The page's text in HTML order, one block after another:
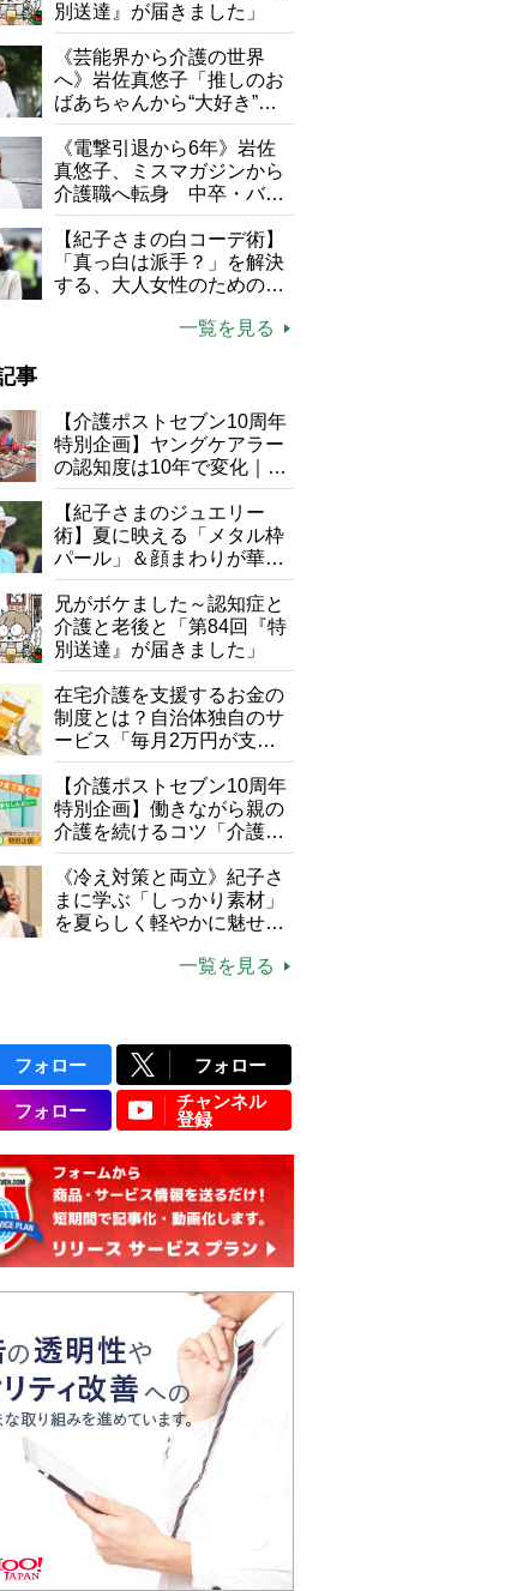
研究会（ドリ研）の有志が用意してくれたバースデーケーキ。「
現されている（高木ブー公式インスタグラム：Boo Takagi
別送達』が届きました」
《芸能界から介護の世界
へ》岩佐真悠子「推しのお
ばあちゃんから“大好き”を
もらえる」理不尽さも吹き
飛ぶ“やりがい”、介護の現
場は「愛おしい」
《電撃引退から6年》岩佐
真悠子、ミスマガジンから
介護職へ転身 中卒・バイ
ト経験ゼロの彼女が見つけ
た“居場所”「社会の役に立
ちながら自分らしくいられ
る」
【紀子さまの白コーデ術】
「真っ白は派手？」を解決
する、大人女性のための上
一覧を見る
事
【介護ポストセブン10周年
特別企画】ヤングケアラー
の認知度は10年で変化｜流
行語大賞にノミネート、法
律にも明記されたが果たし
て現在は？
【紀子さまのジュエリー
術】夏に映える「メタル枠
パール」＆顔まわりが華や
ぐ「揺れる一粒」の使い分
け方
兄がボケました～認知症と
介護と老後と「第84回『特
別送達』が届きました」
在宅介護を支援するお金の
制度とは？自治体独自のサ
ービス「毎月2万円が支給
される」ケースも【FP解
説】
【介護ポストセブン10周年
特別企画】働きながら親の
介護を続けるコツ「介護は
10年以上続くことも…3つ
のフェーズに分けて考えて
みよう」【社会福祉士解
説】
《冷え対策と両立》紀子さ
まに学ぶ「しっかり素材」
を夏らしく軽やかに魅せる
一覧を見る
フォロー フォロー
フォロー
チャンネル
登録